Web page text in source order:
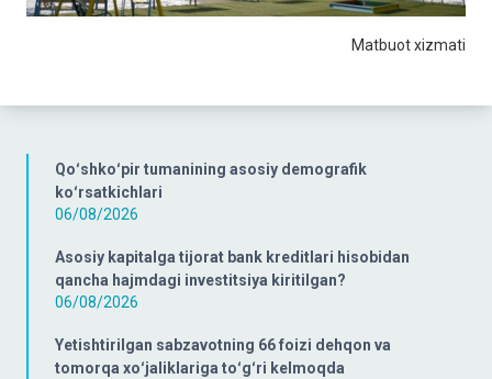
Qoʻshkoʻpir tumanining asosiy demografik
koʻrsatkichlari
06/08/2026
Asosiy kapitalga tijorat bank kreditlari hisobidan
qancha hajmdagi investitsiya kiritilgan?
06/08/2026
Yetishtirilgan sabzavotning 66 foizi dehqon va
tomorqa xoʻjaliklariga toʻgʻri kelmoqda
Matbuot xizmati